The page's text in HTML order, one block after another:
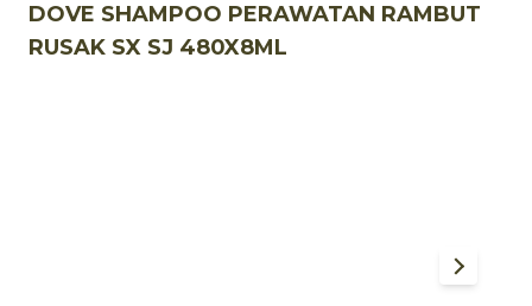
DOVE SHAMPOO PERAWATAN RAMBUT
RUSAK SX SJ 480X8ML